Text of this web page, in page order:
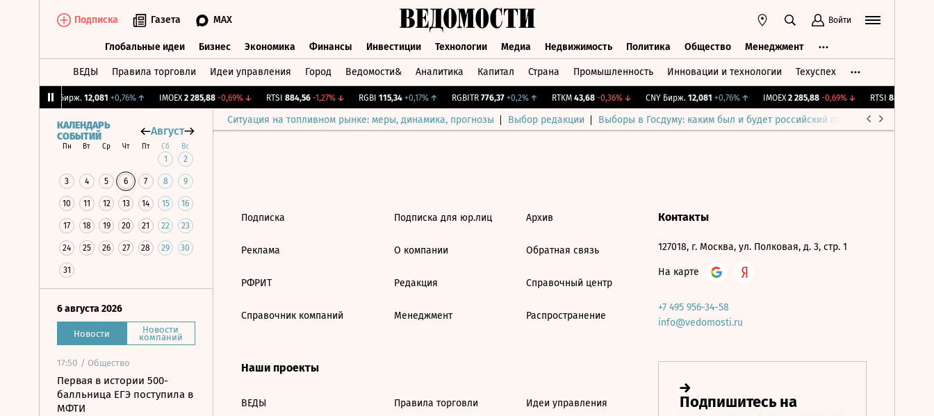
Подписка Газета MAX Войти
Глобальные идеи Бизнес Экономика Финансы Инвестиции Технологии Медиа Недвижимость Политика Общество Менеджмент
ВЕДЫ Правила торговли Идеи управления Город Ведомости& Аналитика Капитал Страна Промышленность Инновации и технологии Техуспех
CNY Бирж. 12,081 +0,76%↑ IMOEX 2 285,88 -0,69%↓ RTSI 884,56 -1,27%↓ RGBI 115,34 +0,17%↑ RGBITR 776,37 +0,2%↑ RTKM 43,68 -0,36%↓ CNY Бирж. 12,081 +0,76%↑ IMOEX 2 285,88 -0,69%↓ RTSI 884,56
Ситуация на топливном рынке: меры, динамика, прогнозы Выбор редакции Выборы в Госдуму: каким был и будет российский парламент
КАЛЕНДАРЬ
СОБЫТИЙ
Август
Пн Вт Ср Чт Пт Сб Вс
1 2
3 4 5 6 7 8 9
10 11 12 13 14 15 16
17 18 19 20 21 22 23
24 25 26 27 28 29 30
31
6 августа 2026
Новости Новости
компаний
17:50 / Общество
Первая в истории 500-
балльница ЕГЭ поступила в
МФТИ
Подписка
Реклама
РФРИТ
Справочник компаний
Подписка для юр.лиц
О компании
Редакция
Менеджмент
Архив
Обратная связь
Справочный центр
Распространение
Наши проекты
ВЕДЫ Правила торговли Идеи управления
Контакты
127018, г. Москва, ул. Полковая, д. 3, стр. 1
На карте
+7 495 956-34-58
info@vedomosti.ru